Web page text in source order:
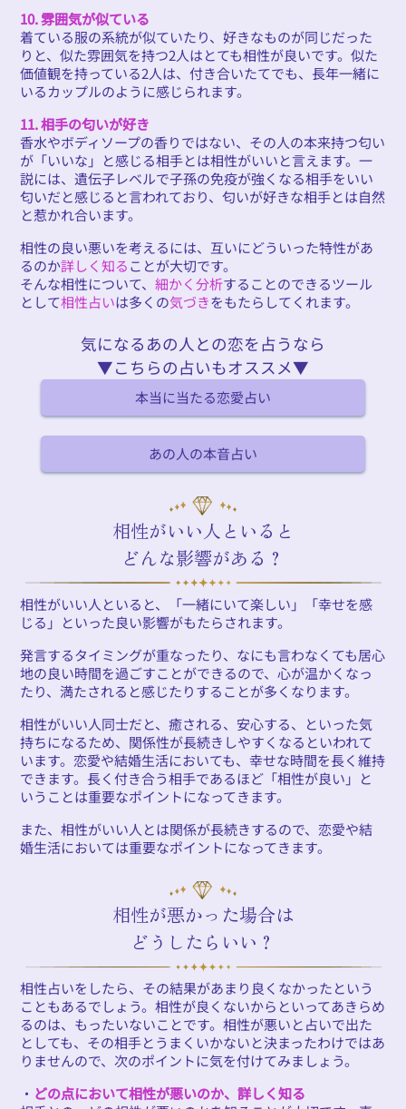
10. 雰囲気が似ている
着ている服の系統が似ていたり、好きなものが同じだった
りと、似た雰囲気を持つ2人はとても相性が良いです。似た
価値観を持っている2人は、付き合いたてでも、長年一緒に
いるカップルのように感じられます。
11. 相手の匂いが好き
香水やボディソープの香りではない、その人の本来持つ匂い
が「いいな」と感じる相手とは相性がいいと言えます。一
説には、遺伝子レベルで子孫の免疫が強くなる相手をいい
匂いだと感じると言われており、匂いが好きな相手とは自然
と惹かれ合います。
相性の良い悪いを考えるには、互いにどういった特性があ
るのか詳しく知ることが大切です。
そんな相性について、細かく分析することのできるツール
として相性占いは多くの気づきをもたらしてくれます。
気になるあの人との恋を占うなら
▼こちらの占いもオススメ▼
本当に当たる恋愛占い
あの人の本音占い
相性がいい人といると
どんな影響がある？
相性がいい人といると、「一緒にいて楽しい」「幸せを感
じる」といった良い影響がもたらされます。
発言するタイミングが重なったり、なにも言わなくても居心
地の良い時間を過ごすことができるので、心が温かくなっ
たり、満たされると感じたりすることが多くなります。
相性がいい人同士だと、癒される、安心する、といった気
持ちになるため、関係性が長続きしやすくなるといわれて
います。恋愛や結婚生活においても、幸せな時間を長く維持
できます。長く付き合う相手であるほど「相性が良い」と
いうことは重要なポイントになってきます。
また、相性がいい人とは関係が長続きするので、恋愛や結
婚生活においては重要なポイントになってきます。
相性が悪かった場合は
どうしたらいい？
相性占いをしたら、その結果があまり良くなかったという
こともあるでしょう。相性が良くないからといってあきらめ
るのは、もったいないことです。相性が悪いと占いで出た
としても、その相手とうまくいかないと決まったわけではあ
りませんので、次のポイントに気を付けてみましょう。
・ どの点において相性が悪いのか、詳しく知る